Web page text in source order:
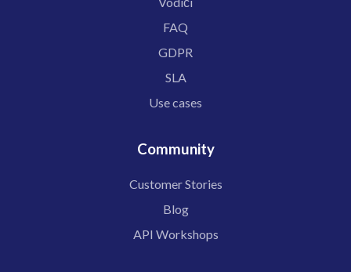
FAQ
GDPR
SLA
Use cases
Community
Customer Stories
Blog
API Workshops